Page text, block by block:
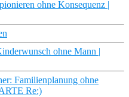
ohne Konsequenz |
ohne Mann |
Familienplanung ohne
Re:)